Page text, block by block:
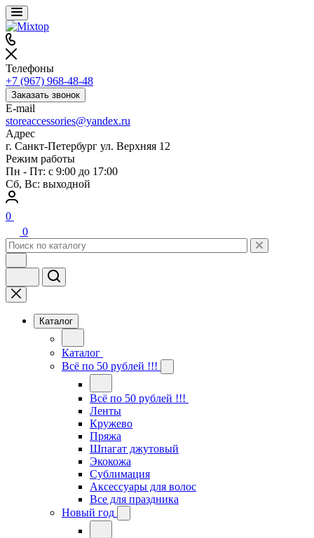
Телефоны
+7 (967) 968-48-48
Заказать звонок
E-mail
storeaccessories@yandex.ru
Адрес
г. Санкт-Петербург ул. Верхняя 12
Режим работы
Пн - Пт: с 9:00 до 17:00
Сб, Вс: выходной
0
0
Каталог
Каталог
Всё по 50 рублей !!!
Всё по 50 рублей !!!
Ленты
Кружево
Пряжа
Шпагат джутовый
Экокожа
Сублимация
Аксессуары для волос
Все для праздника
Новый год